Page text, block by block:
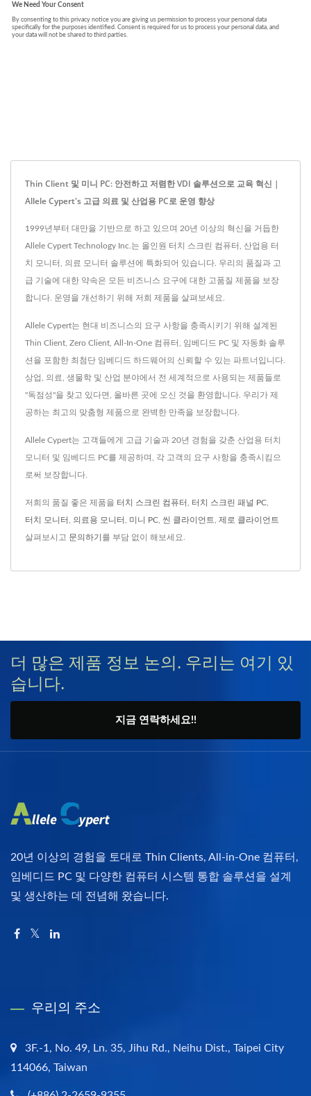
Thin Client 및 미니 PC: 안전하고 저렴한 VDI 솔루션으로 교육 혁신 |
Allele Cypert's 고급 의료 및 산업용 PC로 운영 향상
1999년부터 대만을 기반으로 하고 있으며 20년 이상의 혁신을 거듭한
Allele Cypert Technology Inc.는 올인원 터치 스크린 컴퓨터, 산업용 터
치 모니터, 의료 모니터 솔루션에 특화되어 있습니다. 우리의 품질과 고
급 기술에 대한 약속은 모든 비즈니스 요구에 대한 고품질 제품을 보장
합니다. 운영을 개선하기 위해 저희 제품을 살펴보세요.
Allele Cypert는 현대 비즈니스의 요구 사항을 충족시키기 위해 설계된
Thin Client, Zero Client, All-In-One 컴퓨터, 임베디드 PC 및 자동화 솔루
션을 포함한 최첨단 임베디드 하드웨어의 신뢰할 수 있는 파트너입니다.
상업, 의료, 생물학 및 산업 분야에서 전 세계적으로 사용되는 제품들로
"독점성"을 찾고 있다면, 올바른 곳에 오신 것을 환영합니다. 우리가 제
공하는 최고의 맞춤형 제품으로 완벽한 만족을 보장합니다.
Allele Cypert는 고객들에게 고급 기술과 20년 경험을 갖춘 산업용 터치
모니터 및 임베디드 PC를 제공하며, 각 고객의 요구 사항을 충족시킴으
로써 보장합니다.
저희의 품질 좋은 제품을 터치 스크린 컴퓨터 터치 스크린 패널 PC
터치 모니터 의료용 모니터 미니 PC 씬 클라이언트 제로 클라이언트
살펴보시고 문의하기 를 부담 없이 해보세요.
더 많은 제품 정보 논의. 우리는 여기 있
습니다.
지금 연락하세요!!
20년 이상의 경험을 토대로 Thin Clients, All-in-One 컴퓨터,
임베디드 PC 및 다양한 컴퓨터 시스템 통합 솔루션을 설계
및 생산하는 데 전념해 왔습니다.
우리의 주소
3F.-1, No. 49, Ln. 35, Jihu Rd., Neihu Dist., Taipei City
114066, Taiwan